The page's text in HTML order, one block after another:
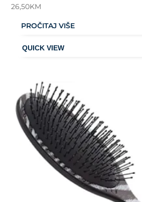
26,50KM
PROČITAJ VIŠE